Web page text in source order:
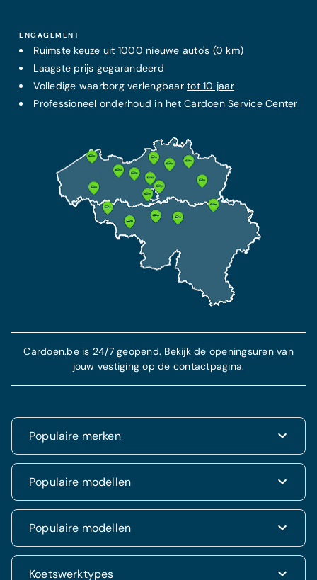
ENGAGEMENT
Ruimste keuze uit 1000 nieuwe auto's (0 km)
Laagste prijs gegarandeerd
Volledige waarborg verlengbaartot 10 jaar
Professioneel onderhoud in hetCardoen Service Center
Populaire merken
Renault
Dacia
Volkswagen
Hyundai
Kia
Populaire modellen
Renault Clio
Fiat 500
Hyundai Tucson
Populaire modellen
Hyundai i20
Koetswerktypes
Cardoen.be is 24/7 geopend. Bekijk de openingsuren van
jouw vestiging op de contactpagina.